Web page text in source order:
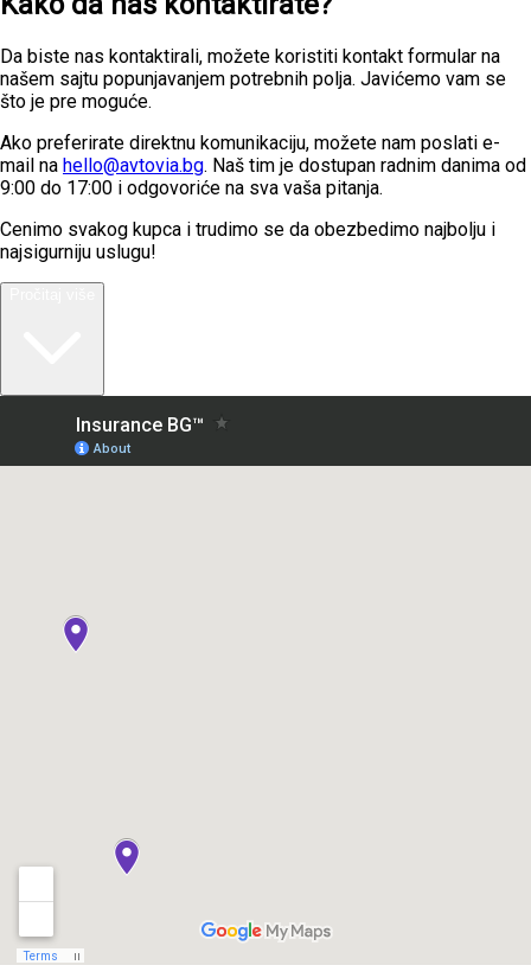
Da biste nas kontaktirali, možete koristiti kontakt formular na
našem sajtu popunjavanjem potrebnih polja. Javićemo vam se
što je pre moguće.
Ako preferirate direktnu komunikaciju, možete nam poslati e-
mail na hello@avtovia.bg. Naš tim je dostupan radnim danima od
9:00 do 17:00 i odgovoriće na sva vaša pitanja.
Cenimo svakog kupca i trudimo se da obezbedimo najbolju i
najsigurniju uslugu!